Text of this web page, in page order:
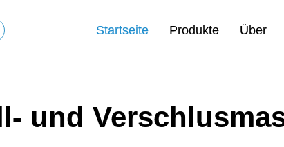
Startseite Produkte Über
und